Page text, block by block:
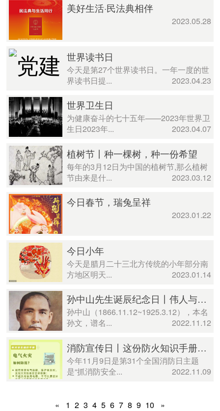
美好生活·民法典相伴
2023.05.28
世界读书日
今天是第27个世界读书日。一年一度的世
界读书日提...
2023.04.23
世界卫生日
为健康奋斗的七十五年——2023年世界卫
生日2023年...
2023.04.07
植树节丨种一棵树，种一份希望
每年的3月12日为中国的植树节,那么植树
节由来是什...
2023.03.12
今日春节，瑞兔呈祥
2023.01.22
今日小年
今天是腊月二十三北方传统的小年部分南
方地区明天...
2023.01.14
孙中山先生诞辰纪念日丨伟人与中国文化复兴
孙中山（1866.11.12~1925.3.12），本名
孙文，谱名...
2022.11.12
消防宣传日丨这份防火知识手册，人手必备！
今年11月9日是第31个全国消防日主题
是“抓消防安全...
2022.11.09
« 1 2 3 4 5 6 7 8 9 10 »